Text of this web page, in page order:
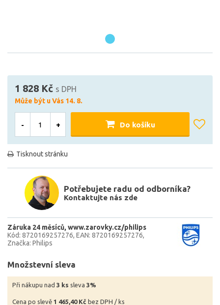
1 828 Kč s DPH
Může být u Vás 14. 8.
- + Do košíku
Tisknout stránku
Potřebujete radu od odborníka?
Kontaktujte nás zde
Záruka 24 měsíců www.zarovky.cz/philips
Kód: 8720169257276 EAN: 8720169257276
Značka: Philips
Množstevní sleva
Při nákupu nad 3 ks sleva 3%
Cena po slevě 1 465,40 Kč bez DPH / ks